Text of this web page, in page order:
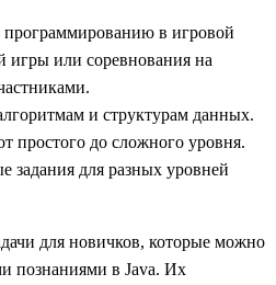
программированию в игровой
игры или соревнования на
и структурам данных.
простого до сложного уровня.
задания для разных уровней
для новичков, которые можно
познаниями в Java. Их